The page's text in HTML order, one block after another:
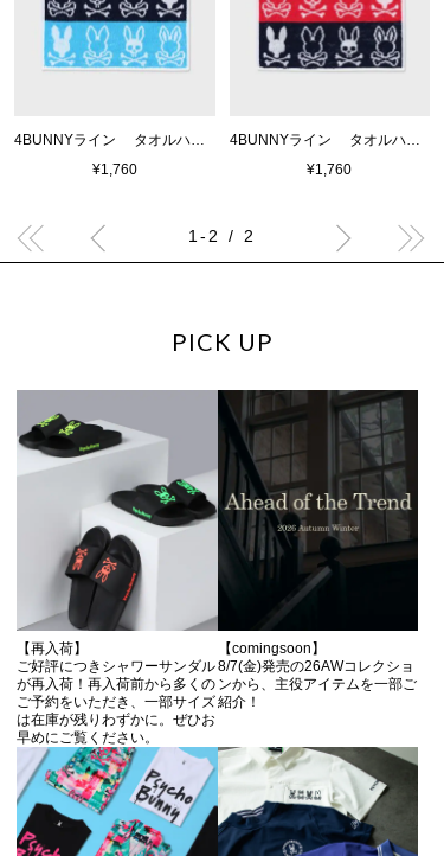
4BUNNYライン タオルハンカチ
¥1,760
4BUNNYライン タオルハンカチ
¥1,760
1-2 / 2
PICK UP
【再入荷】
ご好評につきシャワーサンダル
が再入荷！再入荷前から多くの
ご予約をいただき、一部サイズ
は在庫が残りわずかに。ぜひお
早めにご覧ください。
【comingsoon】
8/7(金)発売の26AWコレクショ
ンから、主役アイテムを一部ご
紹介！